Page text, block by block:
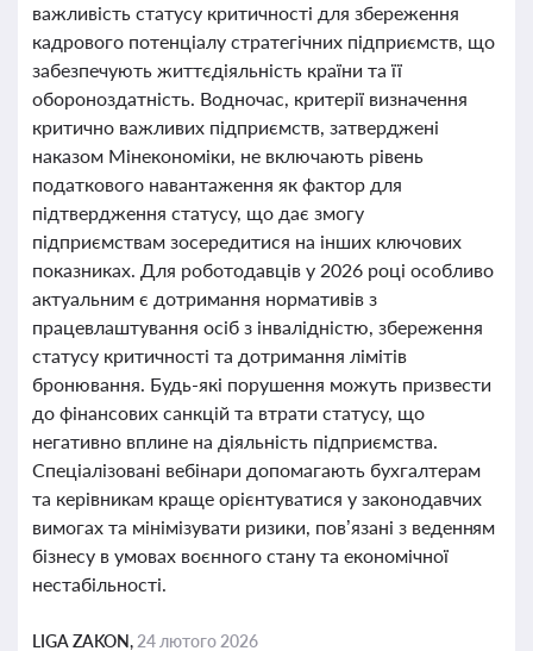
важливість статусу критичності для збереження
кадрового потенціалу стратегічних підприємств, що
забезпечують життєдіяльність країни та її
обороноздатність. Водночас, критерії визначення
критично важливих підприємств, затверджені
наказом Мінекономіки, не включають рівень
податкового навантаження як фактор для
підтвердження статусу, що дає змогу
підприємствам зосередитися на інших ключових
показниках. Для роботодавців у 2026 році особливо
актуальним є дотримання нормативів з
працевлаштування осіб з інвалідністю, збереження
статусу критичності та дотримання лімітів
бронювання. Будь-які порушення можуть призвести
до фінансових санкцій та втрати статусу, що
негативно вплине на діяльність підприємства.
Спеціалізовані вебінари допомагають бухгалтерам
та керівникам краще орієнтуватися у законодавчих
вимогах та мінімізувати ризики, пов’язані з веденням
бізнесу в умовах воєнного стану та економічної
нестабільності.
LIGA ZAKON, 24 лютого 2026